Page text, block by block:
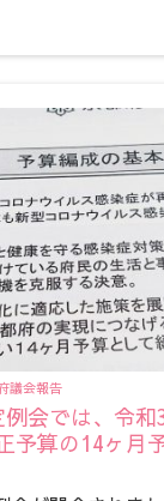
議会報告
会では、令
予算の14ヶ月